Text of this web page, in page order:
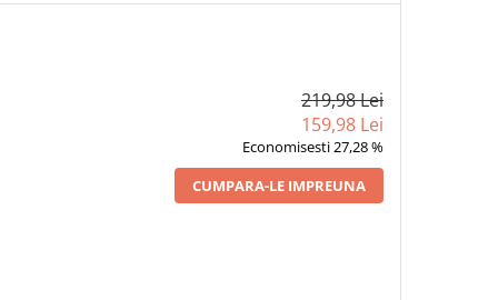
219,98 Lei
159,98 Lei
Economisesti 27,28 %
CUMPARA-LE IMPREUNA